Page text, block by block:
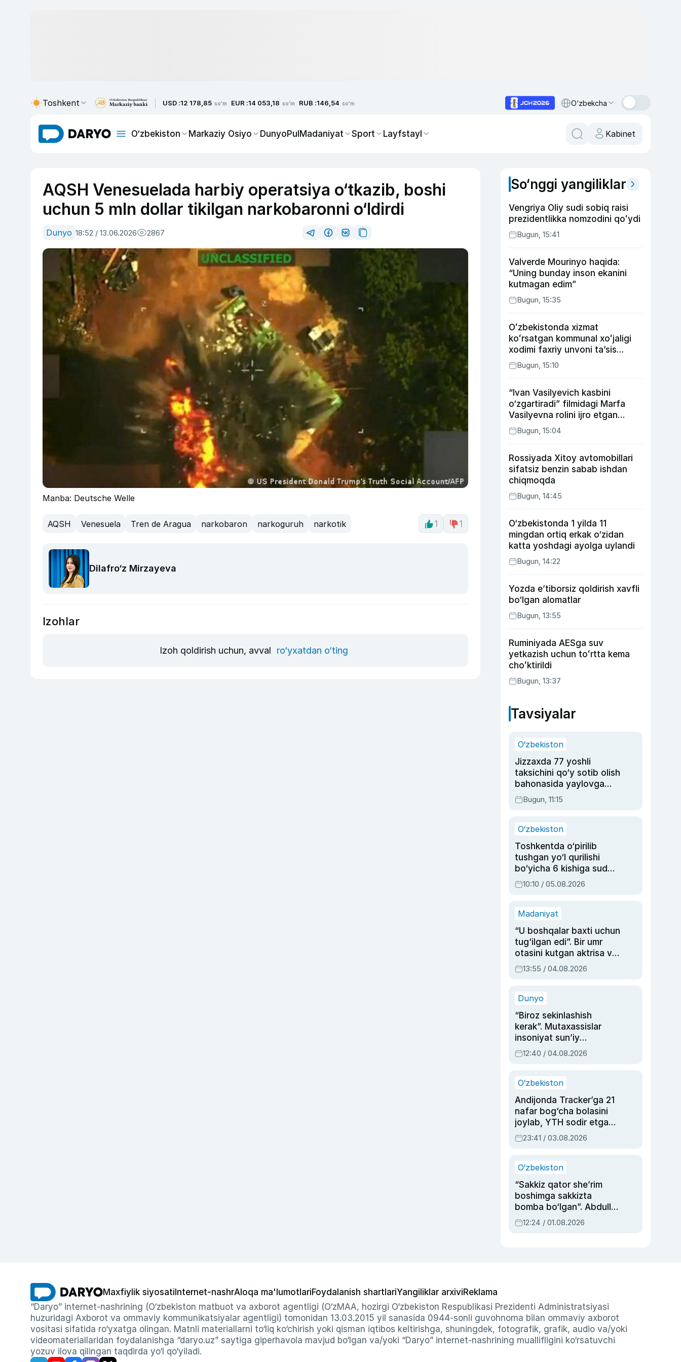
Toshkent USD :12 178,85 so'm EUR :14 053,18 so'm RUB :146,54 so'm O‘zbekcha
O‘zbekiston Markaziy Osiyo DunyoPulMadaniyat Sport Layfstayl Kabinet
AQSH Venesuelada harbiy operatsiya o‘tkazib, boshi
uchun 5 mln dollar tikilgan narkobaronni o‘ldirdi
Dunyo 18:52 / 13.06.2026 2867
Manba: Deutsche Welle
AQSH Venesuela Tren de Aragua narkobaron narkoguruh narkotik 1 1
Dilafro‘z Mirzayeva
Izohlar
Izoh qoldirish uchun, avval ro‘yxatdan o‘ting
So‘nggi yangiliklar
Vengriya Oliy sudi sobiq raisi
prezidentlikka nomzodini qoʻydi
Bugun, 15:41
Valverde Mourinyo haqida:
“Uning bunday inson ekanini
kutmagan edim”
Bugun, 15:35
Oʻzbekistonda xizmat
koʻrsatgan kommunal xoʻjaligi
xodimi faxriy unvoni taʼsis
etilishi mumkin
Bugun, 15:10
“Ivan Vasilyevich kasbini
o‘zgartiradi” filmidagi Marfa
Vasilyevna rolini ijro etgan
aktrisaning taqdiri qanday
kechdi?
Bugun, 15:04
Rossiyada Xitoy avtomobillari
sifatsiz benzin sabab ishdan
chiqmoqda
Bugun, 14:45
O‘zbekistonda 1 yilda 11
mingdan ortiq erkak o‘zidan
katta yoshdagi ayolga uylandi
Bugun, 14:22
Yozda e’tiborsiz qoldirish xavfli
bo‘lgan alomatlar
Bugun, 13:55
Ruminiyada AESga suv
yetkazish uchun toʻrtta kema
choʻktirildi
Bugun, 13:37
Tavsiyalar
O‘zbekiston
Jizzaxda 77 yoshli
taksichini qo‘y sotib olish
bahonasida yaylovga
olib borib o‘ldirgan yigit
20 yilga qamaldi
Bugun, 11:15
O‘zbekiston
Toshkentda o‘pirilib
tushgan yo‘l qurilishi
bo‘yicha 6 kishiga sud
hukmi o‘qildi
10:10 / 05.08.2026
Madaniyat
“U boshqalar baxti uchun
tug‘ilgan edi”. Bir umr
otasini kutgan aktrisa va
dublyaj ustasi Rimma
Ahmedovaning
13:55 / 04.08.2026
Dunyo
“Biroz sekinlashish
kerak”. Mutaxassislar
insoniyat sun’iy
intellektni boshqara
olmay qolishidan xavotir
12:40 / 04.08.2026
O‘zbekiston
Andijonda Tracker’ga 21
nafar bog‘cha bolasini
joylab, YTH sodir etgan
ayolga sud hukmi o‘qildi
23:41 / 03.08.2026
O‘zbekiston
“Sakkiz qator she’rim
boshimga sakkizta
bomba bo‘lgan”. Abdulla
Oripovni siyosiy
ayblovlardan asrab
12:24 / 01.08.2026
Maxfiylik siyosati Internet-nashrAloqa ma'lumotlariFoydalanish shartlariYangiliklar arxiviReklama
“Daryo” internet-nashrining (O‘zbekiston matbuot va axborot agentligi (O‘zMAA, hozirgi O‘zbekiston Respublikasi Prezidenti Administratsiyasi
huzuridagi Axborot va ommaviy kommunikatsiyalar agentligi) tomonidan 13.03.2015 yil sanasida 0944-sonli guvohnoma bilan ommaviy axborot
vositasi sifatida ro‘yxatga olingan. Matnli materiallarni to‘liq ko‘chirish yoki qisman iqtibos keltirishga, shuningdek, fotografik, grafik, audio va/yoki
videomateriallaridan foydalanishga “daryo.uz” saytiga giperhavola mavjud bo‘lgan va/yoki “Daryo” internet-nashrining muallifligini ko‘rsatuvchi
yozuv ilova qilingan taqdirda yo‘l qo‘yiladi.